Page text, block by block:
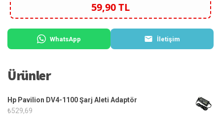
59,90 TL
WhatsApp İletişim
Ürünler
Hp Pavilion DV4-1100 Şarj Aleti Adaptör
₺529,69